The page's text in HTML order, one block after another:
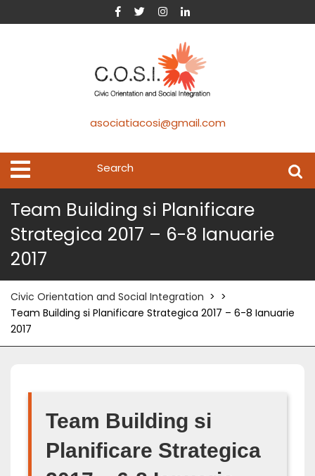
asociatiacosi@gmail.com
Team Building si Planificare
Strategica 2017 – 6-8 Ianuarie
2017
Civic Orientation and Social Integration > >
Team Building si Planificare Strategica 2017 – 6-8 Ianuarie
2017
Team Building si
Planificare Strategica